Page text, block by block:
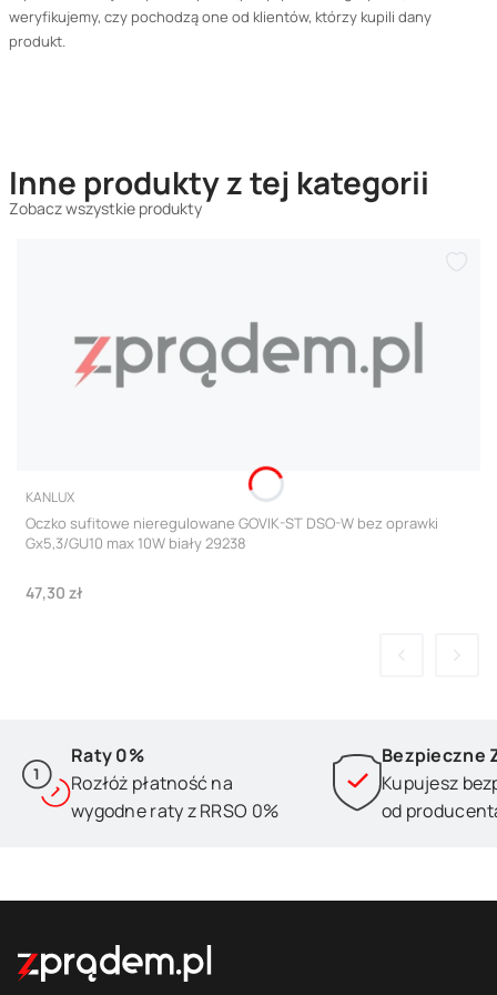
weryfikujemy, czy pochodzą one od klientów, którzy kupili dany
produkt.
Inne produkty z tej kategorii
Zobacz wszystkie produkty
PRODUCENT
KANLUX
Oczko sufitowe nieregulowane GOVIK-ST DSO-W bez oprawki
Gx5,3/GU10 max 10W biały 29238
Cena
47,30 zł
Raty 0%
Rozłóż płatność na
wygodne raty z RRSO 0%
Bezpieczne
Kupujesz
od